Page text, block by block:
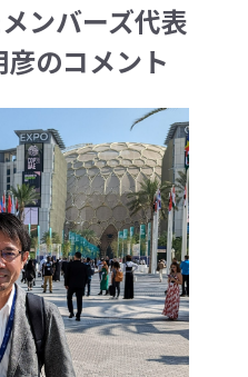
ンバーズ代表
のコメント